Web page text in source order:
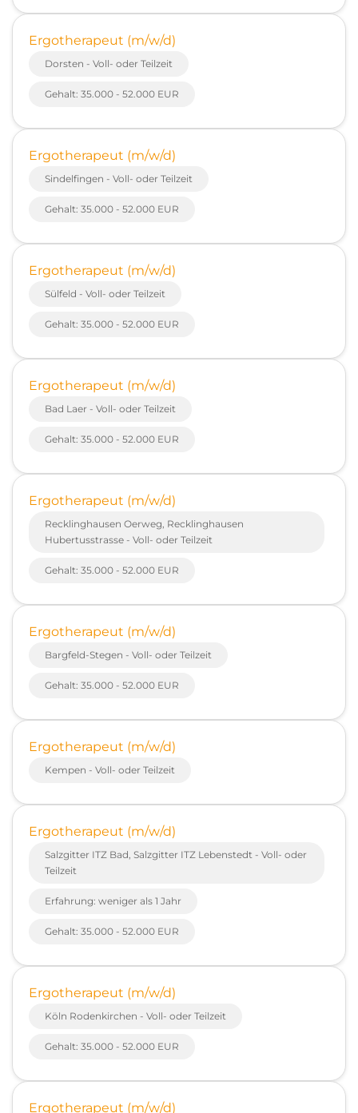
Ergotherapeut (m/w/d)
Dorsten - Voll- oder Teilzeit
Gehalt: 35.000 - 52.000 EUR
Ergotherapeut (m/w/d)
Sindelfingen - Voll- oder Teilzeit
Gehalt: 35.000 - 52.000 EUR
Ergotherapeut (m/w/d)
Sülfeld - Voll- oder Teilzeit
Gehalt: 35.000 - 52.000 EUR
Ergotherapeut (m/w/d)
Bad Laer - Voll- oder Teilzeit
Gehalt: 35.000 - 52.000 EUR
Ergotherapeut (m/w/d)
Recklinghausen Oerweg, Recklinghausen
Hubertusstrasse - Voll- oder Teilzeit
Gehalt: 35.000 - 52.000 EUR
Ergotherapeut (m/w/d)
Bargfeld-Stegen - Voll- oder Teilzeit
Gehalt: 35.000 - 52.000 EUR
Ergotherapeut (m/w/d)
Kempen - Voll- oder Teilzeit
Ergotherapeut (m/w/d)
Salzgitter ITZ Bad, Salzgitter ITZ Lebenstedt - Voll- oder
Teilzeit
Erfahrung: weniger als 1 Jahr
Gehalt: 35.000 - 52.000 EUR
Ergotherapeut (m/w/d)
Köln Rodenkirchen - Voll- oder Teilzeit
Gehalt: 35.000 - 52.000 EUR
Ergotherapeut (m/w/d)